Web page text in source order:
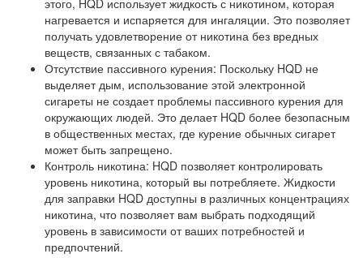
этого, HQD использует жидкость с никотином, которая
нагревается и испаряется для ингаляции. Это позволяет
получать удовлетворение от никотина без вредных
веществ, связанных с табаком.
Отсутствие пассивного курения: Поскольку HQD не
выделяет дым, использование этой электронной
сигареты не создает проблемы пассивного курения для
окружающих людей. Это делает HQD более безопасным
в общественных местах, где курение обычных сигарет
может быть запрещено.
Контроль никотина: HQD позволяет контролировать
уровень никотина, который вы потребляете. Жидкости
для заправки HQD доступны в различных концентрациях
никотина, что позволяет вам выбрать подходящий
уровень в зависимости от ваших потребностей и
предпочтений.